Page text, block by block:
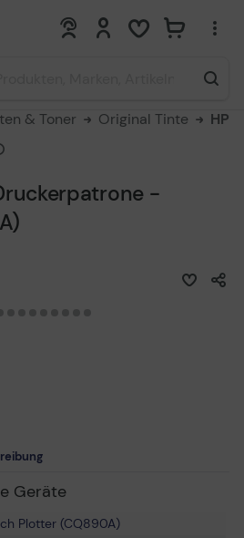
0 0
& Toner Original Tinte HP
-
Geräte
Plotter (CQ890A)